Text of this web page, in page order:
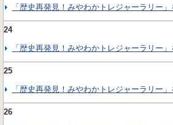
「歴史再発見！みやわかトレジャーラリー
24
「歴史再発見！みやわかトレジャーラリー
25
「歴史再発見！みやわかトレジャーラリー
26